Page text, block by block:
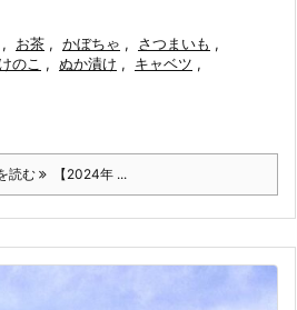
, お茶 , かぼちゃ , さつまいも ,
のこ , ぬか漬け , キャベツ ,
読む 【2024年 ...